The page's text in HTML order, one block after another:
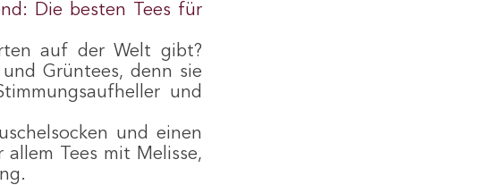
Die besten Tees für
auf der Welt gibt?
Grüntees, denn sie
und
und einen
Tees mit Melisse,